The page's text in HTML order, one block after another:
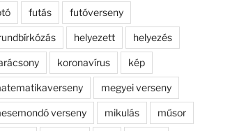
futás futóverseny
helyezett helyezés
koronavírus kép
megyei verseny
verseny mikulás műsor